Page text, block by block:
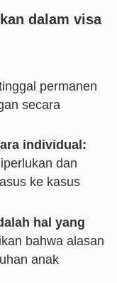
dalam visa
permanen
secara
individual:
dan
ke kasus
hal yang
bahwa alasan
anak